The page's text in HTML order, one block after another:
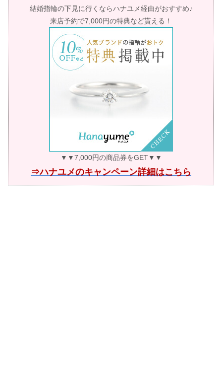
結婚指輪の下見に行くならハナユメ経由がおすすめ♪
来店予約で7,000円の特典など貰える！
▼▼7,000円の商品券をGET▼▼
⇒ハナユメのキャンペーン詳細はこちら